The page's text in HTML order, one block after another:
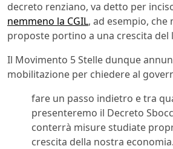
decreto renziano, va detto per
nemmeno la CGIL, ad esempio,
proposte portino a una crescita del
Il Movimento 5 Stelle dunque
mobilitazione per chiedere al
fare un passo indietro e tra
presenteremo il Decreto
conterrà misure studiate
crescita della nostra economia.